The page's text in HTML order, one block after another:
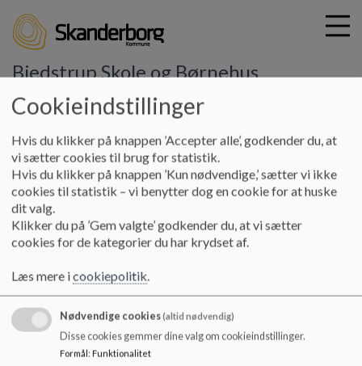
i
Bjedstrup Skole og Børnehus
Praktisk info Cafemad og frokostordning
Cafemad og frokostordning
Frokost og cafeordning
kostordning. Basisvarerne er økologiske. Der er ansat en kost-
sølvmærke i økologi.
Naturbørnehaven har ikke en forældrebetalt kostordning. Her
Cookieindstillinger
Hvis du klikker på knappen ’Accepter alle’, godkender du, at
vi sætter cookies til brug for statistik.
Hvis du klikker på knappen ’Kun nødvendige,’ sætter vi ikke
cookies til statistik – vi benytter dog en cookie for at huske
dit valg.
Klikker du på ’Gem valgte’ godkender du, at vi sætter
cookies for de kategorier du har krydset af.
Læs mere icookiepolitik.
Nødvendige cookies(altid nødvendig)
Disse cookies gemmer dine valg om cookieindstillinger.
Formål: Funktionalitet